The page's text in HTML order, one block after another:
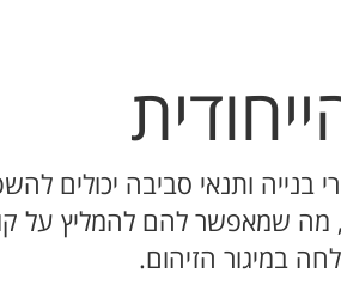
בנייה ותנאי סביבה
שמאפשר להם להמליץ על
במיגור הזיהום.